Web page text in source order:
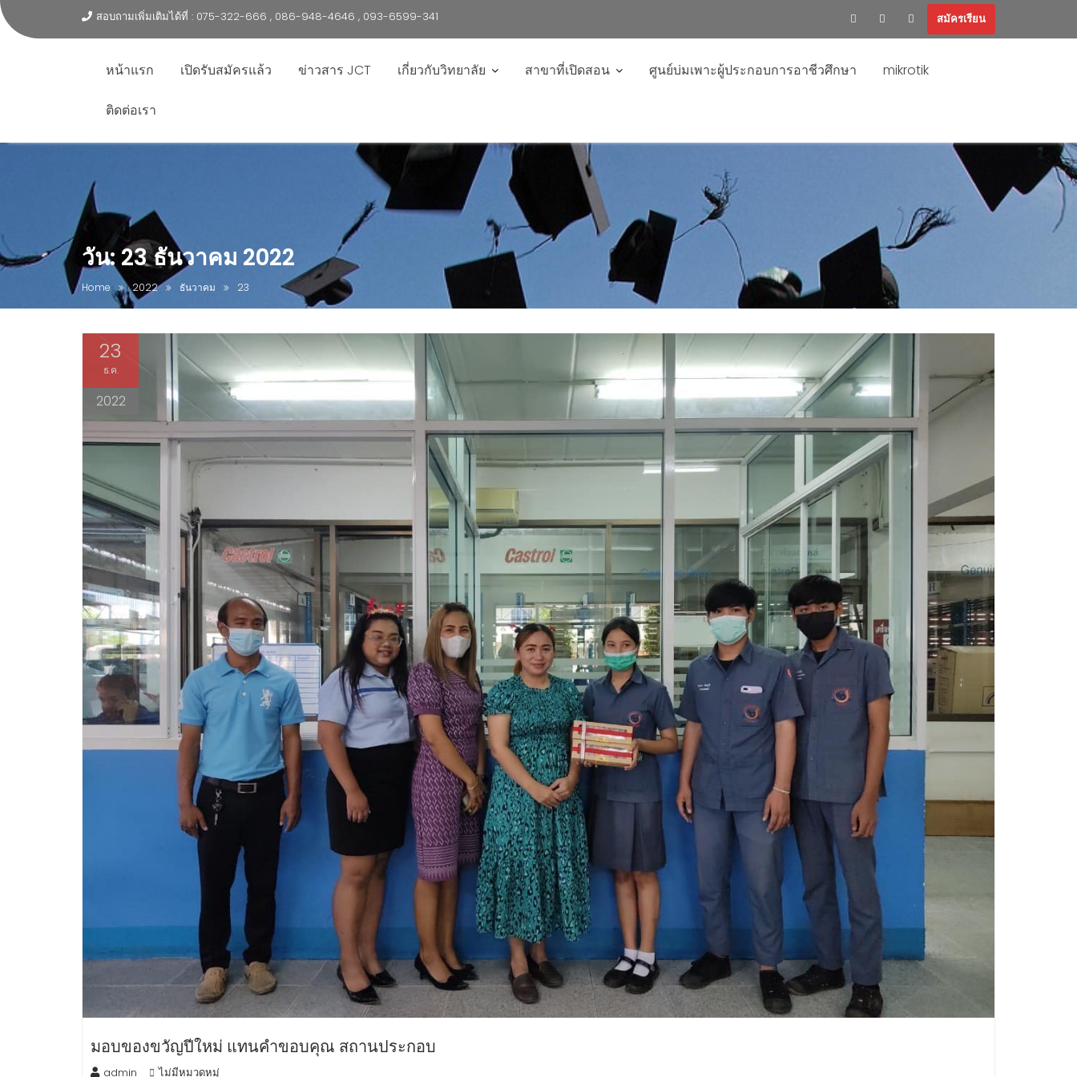
สอบถามเพิ่มเติมได้ที่ : 075-322-666 , 086-948-4646 , 093-6599-341 สมัครเรียน
หน้าแรก เปิดรับสมัครแล้ว ข่าวสาร JCT เกี่ยวกับวิทยาลัย สาขาที่เปิดสอน ศูนย์บ่มเพาะผู้ประกอบการอาชีวศึกษา mikrotik
ติดต่อเรา
วัน: 23 ธันวาคม 2022
Home 2022 ธันวาคม 23
23
ธ.ค.
2022
มอบของขวัญปีใหม่ แทนคำขอบคุณ สถานประกอบ
admin ไม่มีหมวดหมู่